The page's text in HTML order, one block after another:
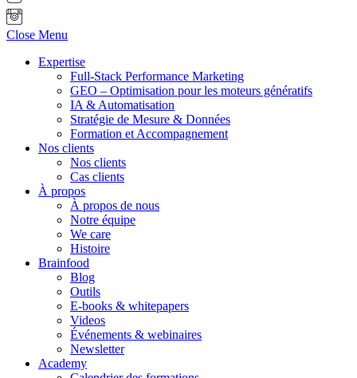
Close Menu
Expertise
Full-Stack Performance Marketing
GEO – Optimisation pour les moteurs génératifs
IA & Automatisation
Stratégie de Mesure & Données
Formation et Accompagnement
Nos clients
Nos clients
Cas clients
À propos
À propos de nous
Notre équipe
We care
Histoire
Brainfood
Blog
Outils
E-books & whitepapers
Videos
Événements & webinaires
Newsletter
Academy